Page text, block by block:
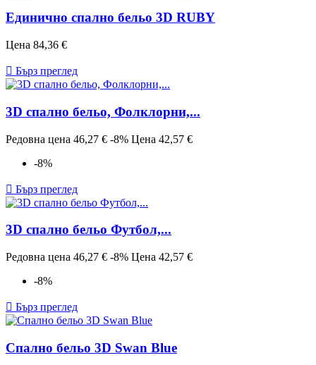
Единично спално бельо 3D RUBY
Цена 84,36 €
 Бърз преглед
3D спално бельо, Фолклорни,...
Редовна цена 46,27 € -8% Цена 42,57 €
-8%
 Бърз преглед
3D спално бельо Футбол,...
Редовна цена 46,27 € -8% Цена 42,57 €
-8%
 Бърз преглед
Спално бельо 3D Swan Blue